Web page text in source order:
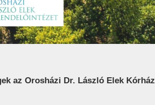
az Orosházi Dr. László Elek Kórház